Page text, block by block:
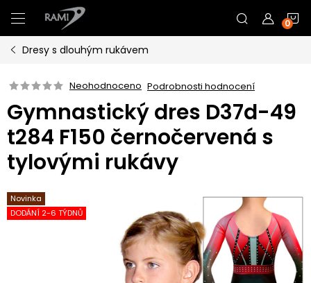
na
obsah
Dresy s dlouhým rukávem
Neohodnoceno Podrobnosti hodnocení
Gymnastický dres D37d-49
t284 F150 černočervená s
tylovými rukávy
Novinka
DODÁNÍ 2-6 TÝDNŮ